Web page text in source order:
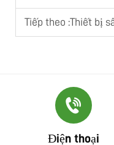
Tiếp theo :Thiết bị sấy bùn cải
Điện thoại